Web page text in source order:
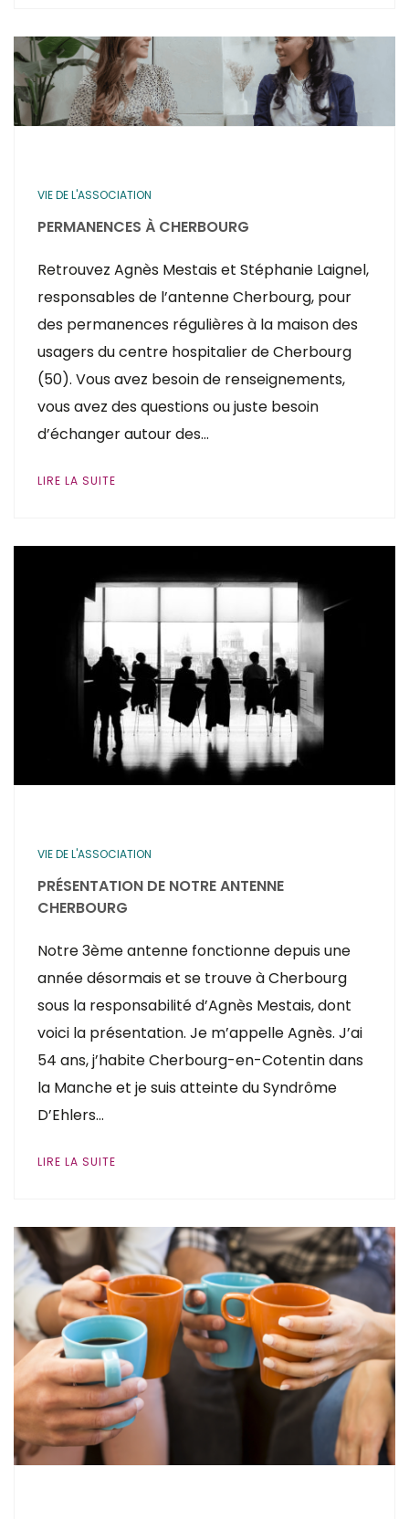
VIE DE L'ASSOCIATION
PERMANENCES À CHERBOURG
Retrouvez Agnès Mestais et Stéphanie Laignel,
responsables de l’antenne Cherbourg, pour
des permanences régulières à la maison des
usagers du centre hospitalier de Cherbourg
(50). Vous avez besoin de renseignements,
vous avez des questions ou juste besoin
d’échanger autour des…
LIRE LA SUITE
VIE DE L'ASSOCIATION
PRÉSENTATION DE NOTRE ANTENNE
CHERBOURG
Notre 3ème antenne fonctionne depuis une
année désormais et se trouve à Cherbourg
sous la responsabilité d’Agnès Mestais, dont
voici la présentation. Je m’appelle Agnès. J’ai
54 ans, j’habite Cherbourg-en-Cotentin dans
la Manche et je suis atteinte du Syndrôme
D’Ehlers…
LIRE LA SUITE